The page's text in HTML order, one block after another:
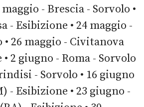
- Brescia - Sorvolo •
- Esibizione • 24 maggio -
• 26 maggio - Civitanova
2 giugno - Roma - Sorvolo
- Sorvolo • 16 giugno
- Esibizione • 23 giugno -